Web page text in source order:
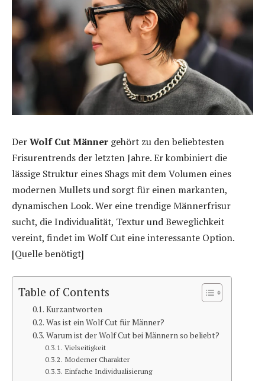
DerWolf Cut Männer gehört zu den beliebtesten
Frisurentrends der letzten Jahre. Er kombiniert die
lässige Struktur eines Shags mit dem Volumen eines
modernen Mullets und sorgt für einen markanten,
dynamischen Look. Wer eine trendige Männerfrisur
sucht, die Individualität, Textur und Beweglichkeit
vereint, findet im Wolf Cut eine interessante Option.
[Quelle benötigt]
Table of Contents
Kurzantworten
Was ist ein Wolf Cut für Männer?
Warum ist der Wolf Cut bei Männern so beliebt?
Vielseitigkeit
Moderner Charakter
Einfache Individualisierung